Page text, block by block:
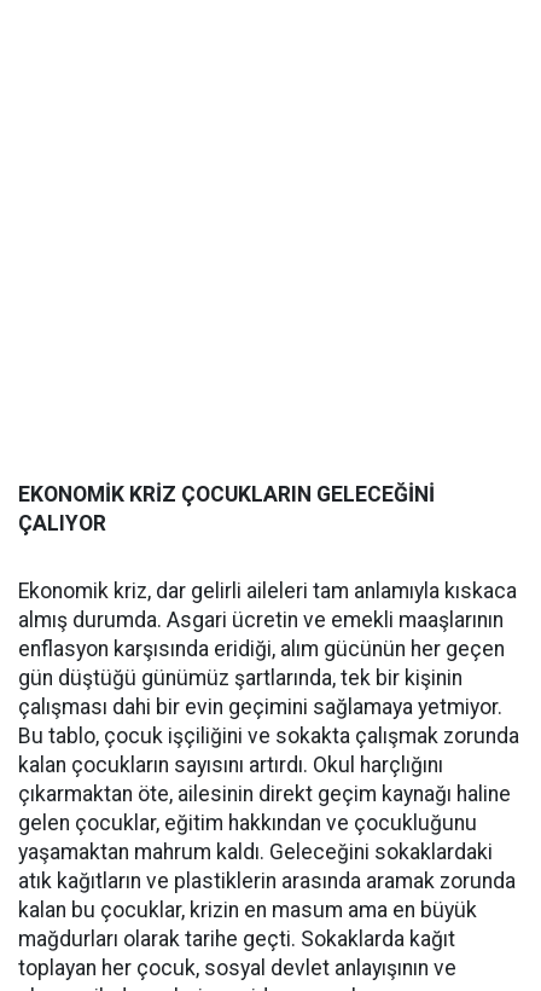
EKONOMİK KRİZ ÇOCUKLARIN GELECEĞİNİ
ÇALIYOR
Ekonomik kriz, dar gelirli aileleri tam anlamıyla kıskaca
almış durumda. Asgari ücretin ve emekli maaşlarının
enflasyon karşısında eridiği, alım gücünün her geçen
gün düştüğü günümüz şartlarında, tek bir kişinin
çalışması dahi bir evin geçimini sağlamaya yetmiyor.
Bu tablo, çocuk işçiliğini ve sokakta çalışmak zorunda
kalan çocukların sayısını artırdı. Okul harçlığını
çıkarmaktan öte, ailesinin direkt geçim kaynağı haline
gelen çocuklar, eğitim hakkından ve çocukluğunu
yaşamaktan mahrum kaldı. Geleceğini sokaklardaki
atık kağıtların ve plastiklerin arasında aramak zorunda
kalan bu çocuklar, krizin en masum ama en büyük
mağdurları olarak tarihe geçti. Sokaklarda kağıt
toplayan her çocuk, sosyal devlet anlayışının ve